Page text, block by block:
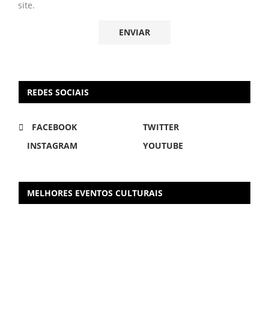
site.
REDES SOCIAIS
FACEBOOK
TWITTER
INSTAGRAM
YOUTUBE
MELHORES EVENTOS CULTURAIS